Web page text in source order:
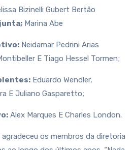
Bizinelli Gubert Bertão
Marina Abe
Neidamar Pedrini Arias
E Tiago Hessel Tormen;
Eduardo Wendler,
E Juliano Gasparetto;
Alex Marques E Charles London.
agradeceu os membros da diretoria